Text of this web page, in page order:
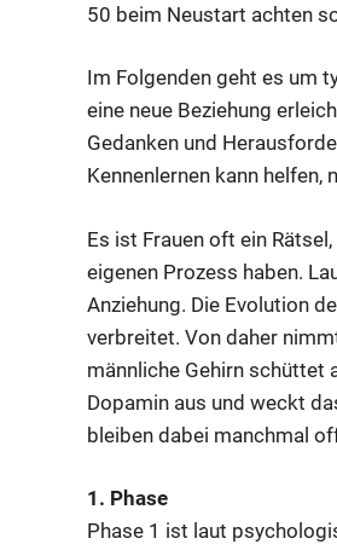
50 beim Neustart achten
Im Folgenden geht es um
eine neue Beziehung
Gedanken und
Kennenlernen kann helfen,
Es ist Frauen oft ein
eigenen Prozess haben.
Anziehung. Die Evolution
verbreitet. Von daher
männliche Gehirn schüttet
Dopamin aus und weckt
bleiben dabei manchmal
1. Phase
Phase 1 ist laut